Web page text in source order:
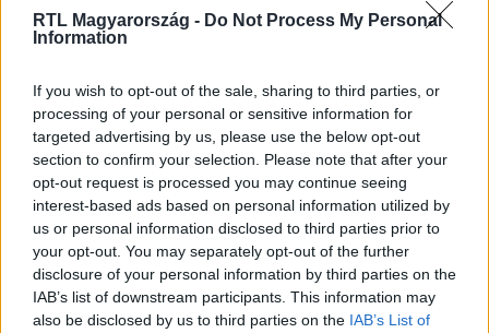
RTL Magyarország - Do Not Process My Personal
Information
If you wish to opt-out of the sale, sharing to third parties, or
processing of your personal or sensitive information for
targeted advertising by us, please use the below opt-out
section to confirm your selection. Please note that after your
opt-out request is processed you may continue seeing
interest-based ads based on personal information utilized by
us or personal information disclosed to third parties prior to
your opt-out. You may separately opt-out of the further
disclosure of your personal information by third parties on the
IAB’s list of downstream participants. This information may
also be disclosed by us to third parties on the IAB’s List of
Kövess minket, és értesülj a friss hírekről a
Facebookon is!
Követem
# SZIJJÁRTÓ PÉTER SZANKCIÓK
#OROSZ-UKRÁN HÁBORÚ #KÜLÜGYMINISZTER
#ATOMERŐMŰ #PAKS 2 #ATOMENERGIA